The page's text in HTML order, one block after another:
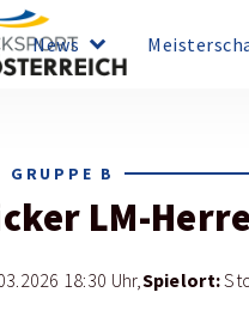
News keyboard_arrow_down
GRUPPE B
LM-
18:30 Uhr,Spielort: